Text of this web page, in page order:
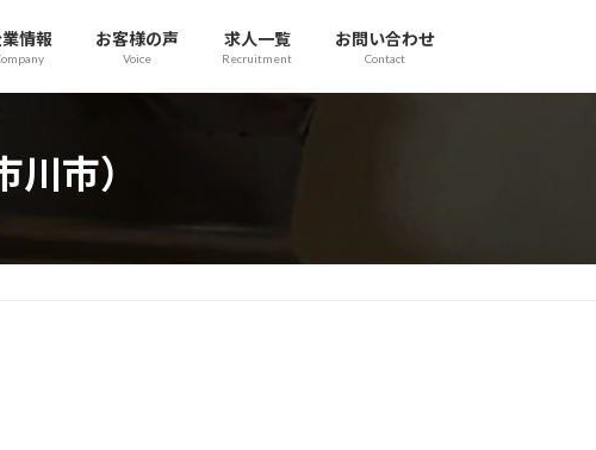
情報 お客様の声
Voice
求人一覧
Recruitment
お問い合わせ
Contact
市）